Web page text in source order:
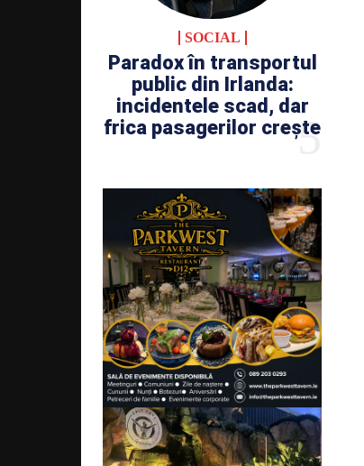
SOCIAL
Paradox în transportul
public din Irlanda:
incidentele scad, dar
frica pasagerilor crește